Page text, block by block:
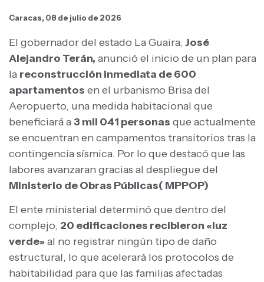
Caracas, 08 de julio de 2026
El gobernador del estado La Guaira, José
Alejandro Terán, anunció el inicio de un plan para
la reconstrucción inmediata de 600
apartamentos en el urbanismo Brisa del
Aeropuerto, una medida habitacional que
beneficiará a3 mil 041 personas que actualmente
se encuentran en campamentos transitorios tras la
contingencia sísmica. Por lo que destacó que las
labores avanzaran gracias al despliegue del
Ministerio de Obras Públicas( MPPOP)
El ente ministerial determinó que dentro del
complejo, 20 edificaciones recibieron «luz
verde»al no registrar ningún tipo de daño
estructural, lo que acelerará los protocolos de
habitabilidad para que las familias afectadas